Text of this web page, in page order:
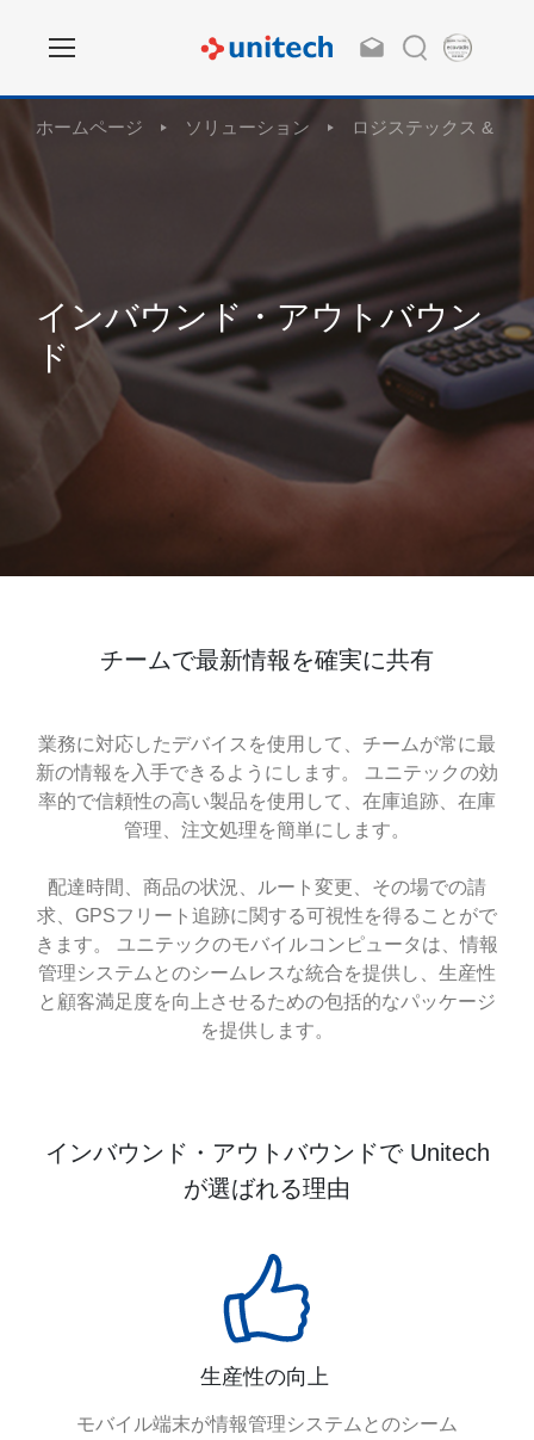
ホームページ ソリューション ロジステックス & 運輸
インバウンド・アウトバウン
ド
チームで最新情報を確実に共有
業務に対応したデバイスを使用して、チームが常に最
新の情報を入手できるようにします。 ユニテックの効
率的で信頼性の高い製品を使用して、在庫追跡、在庫
管理、注文処理を簡単にします。
配達時間、商品の状況、ルート変更、その場での請
求、GPSフリート追跡に関する可視性を得ることがで
きます。 ユニテックのモバイルコンピュータは、情報
管理システムとのシームレスな統合を提供し、生産性
と顧客満足度を向上させるための包括的なパッケージ
を提供します。
インバウンド・アウトバウンドで Unitech
が選ばれる理由
生産性の向上
モバイル端末が情報管理システムとのシーム